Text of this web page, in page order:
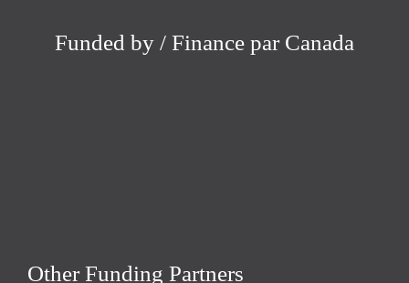
Funded by / Finance par Canada
Other Funding Partners